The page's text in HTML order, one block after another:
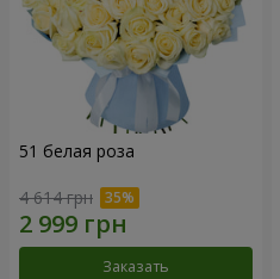
51 белая роза
4 614 грн
Заказать